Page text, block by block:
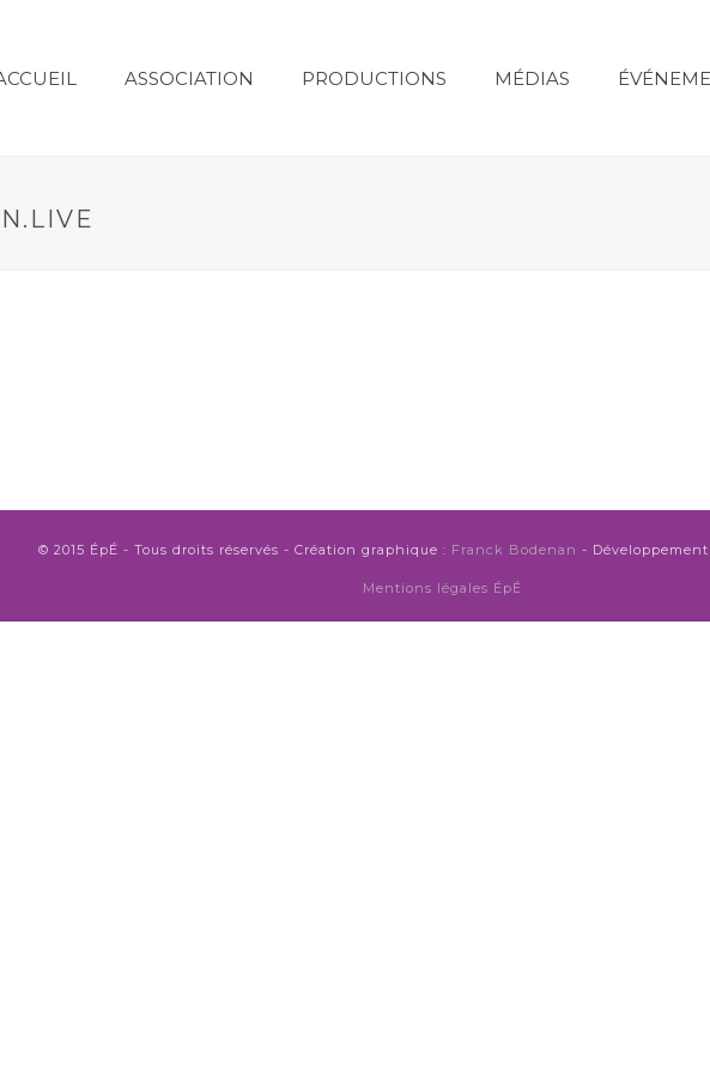
ASSOCIATION PRODUCTIONS MÉDIAS
© 2015 ÉpÉ - Tous droits réservés - Création graphique : Franck Bodenan -
Mentions légales ÉpÉ